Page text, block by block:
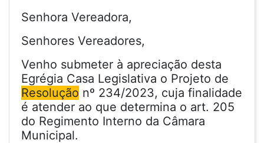
Senhora Vereadora,
Senhores Vereadores,
Venho submeter à apreciação desta
Egrégia Casa Legislativa o Projeto de
Resolução nº 234/2023, cuja finalidade
é atender ao que determina o art. 205
do Regimento Interno da Câmara
Municipal.